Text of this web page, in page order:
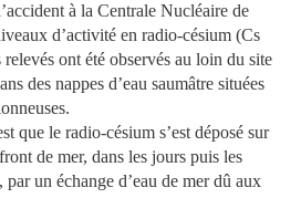
à la Centrale Nucléaire de
d’activité en radio-césium (Cs
ont été observés au loin du site
des nappes d’eau saumâtre situées
le radio-césium s’est déposé sur
de mer, dans les jours puis les
par un échange d’eau de mer dû aux